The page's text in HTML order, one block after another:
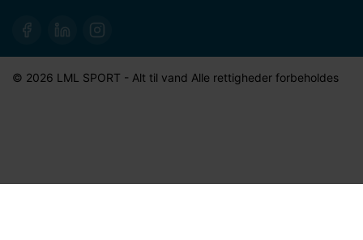
© 2026 LML SPORT - Alt til vand Alle rettigheder forbeholdes